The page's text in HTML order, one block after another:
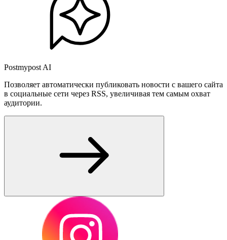
Postmypost AI
Позволяет автоматически публиковать новости с вашего сайта
в социальные сети через RSS, увеличивая тем самым охват
аудитории.